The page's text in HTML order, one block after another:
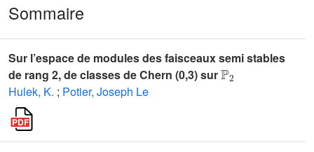
Sommaire
Sur l’espace de modules des faisceaux semi stables
de rang 2, de classes de Chern (0,3) sur
ℙ2
Hulek, K. ; Potier, Joseph Le